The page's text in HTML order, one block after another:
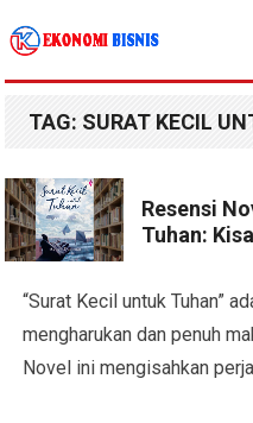
Kanal Ekonomi Bisnis
TAG: SURAT KECIL
Resensi
Tuhan:
“Surat Kecil untuk Tuhan”
mengharukan dan penuh
Novel ini mengisahkan